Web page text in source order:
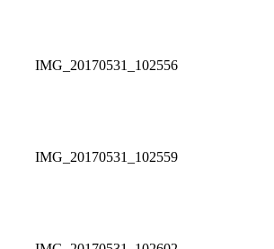
IMG_20170531_102556
IMG_20170531_102559